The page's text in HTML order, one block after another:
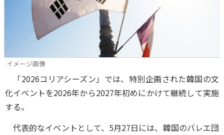
イメージ画像
「2026コリアシーズン」では、特別企画された韓国の文
化イベントを2026年から2027年初めにかけて継続して実施
する。
代表的なイベントとして、5月27日には、韓国のバレエ団